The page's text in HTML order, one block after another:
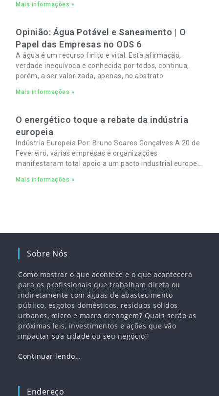
e familiares cada vez mais apertados.
Mais informações »
Opinião: Água Potável e Saneamento | O
Papel das Empresas no ODS 6
A água é um recurso finito e vital. Esta afirmação,
verdade inequívoca e conhecida por todos, continua,
porém, a ser valorizada, apenas, no abstrato.
Mais informações »
O energético toque a rebate da indústria
europeia
Indústria Europeia Por: Bruno Soares Gonçalves A 20 de
Fevereiro, várias empresas e organizações
manifestaram total apoio a um pacto industrial europeu
empregos
Mais informações »
Sobre Nós
Como mostrar o que acontece e o que acontecerá
para os profissionais que trabalham direta ou
indiretamente com águas de abastecimento
público, esgotos domésticos, resíduos sólidos
urbanos, micro e macro drenagem? Quais serão as
próximas leis, investimentos e ações que vão
impactar sua cidade ou seu negócio?
Continuar lendo…
Endereço